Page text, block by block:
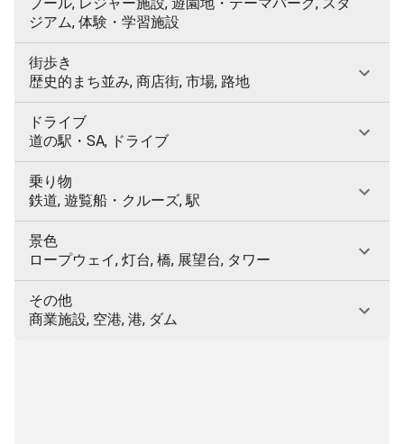
ジアム, 体験・学習施設
街歩き
歴史的まち並み, 商店街, 市場, 路地
ドライブ
道の駅・SA, ドライブ
乗り物
鉄道, 遊覧船・クルーズ, 駅
景色
ロープウェイ, 灯台, 橋, 展望台, タワー
その他
商業施設, 空港, 港, ダム